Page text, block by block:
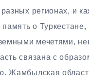
регионах, и
о
мечетями,
связана с
Жамбылская